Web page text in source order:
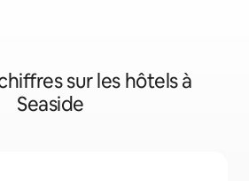
sur les hôtels à
Seaside